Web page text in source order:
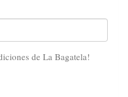
de La Bagatela!